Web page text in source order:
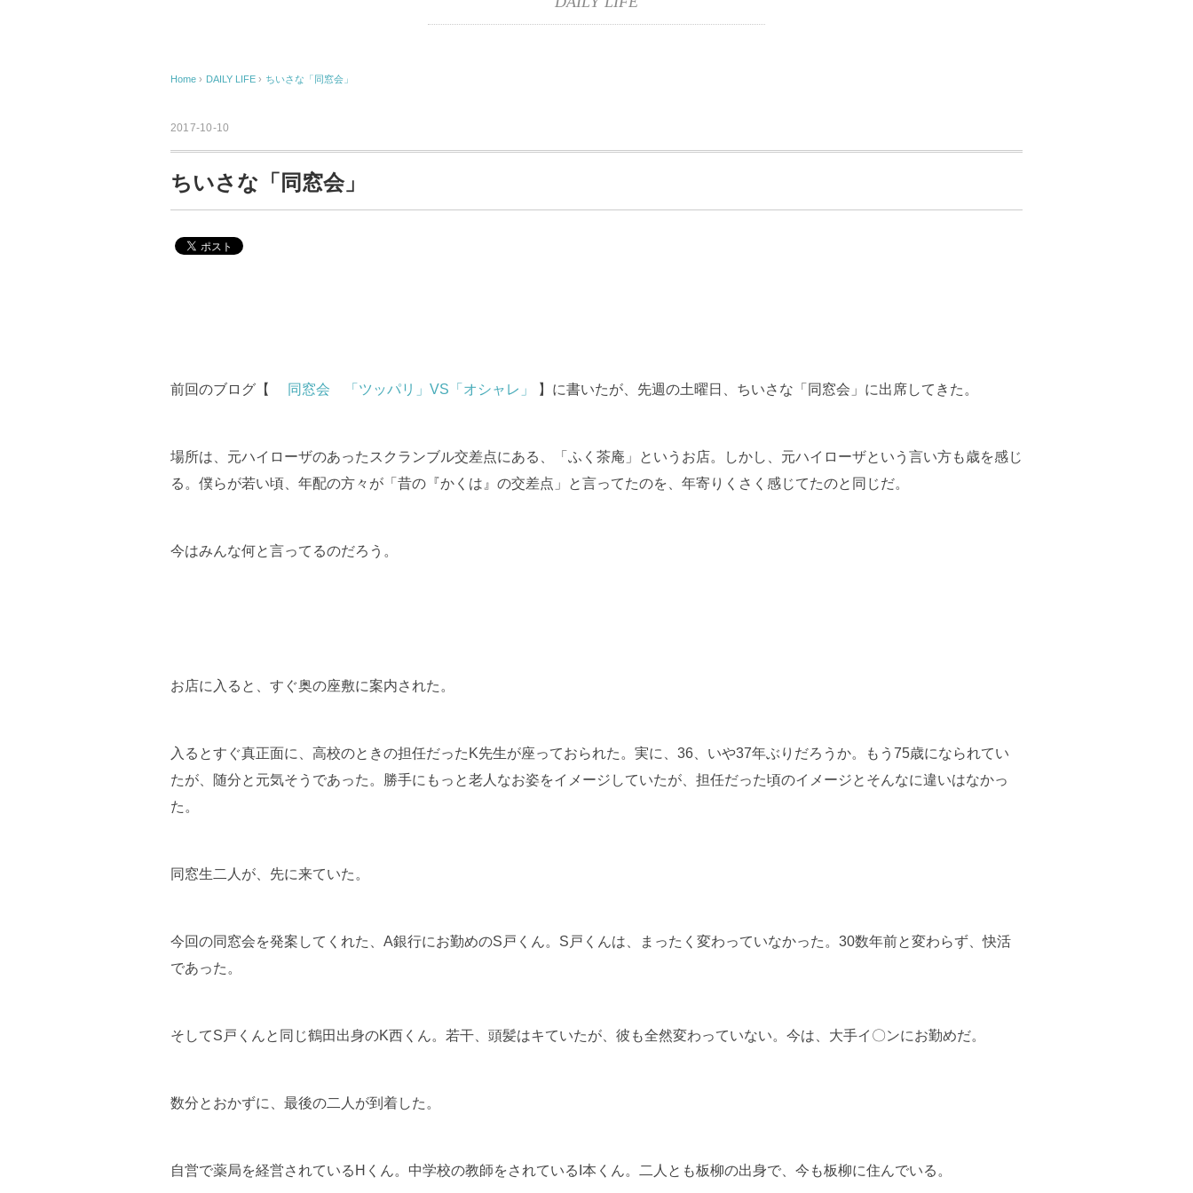
Home › DAILY LIFE › ちいさな「同窓会」
2017-10-10
ちいさな「同窓会」
前回のブログ【 同窓会 「ツッパリ」VS「オシャレ」 】に書いたが、先週の土曜日、ちいさな「同窓会」に出席してきた。
場所は、元ハイローザのあったスクランブル交差点にある、「ふく茶庵」というお店。しかし、元ハイローザという言い方も歳を感じ
る。僕らが若い頃、年配の方々が「昔の『かくは』の交差点」と言ってたのを、年寄りくさく感じてたのと同じだ。
今はみんな何と言ってるのだろう。
お店に入ると、すぐ奥の座敷に案内された。
入るとすぐ真正面に、高校のときの担任だったK先生が座っておられた。実に、36、いや37年ぶりだろうか。もう75歳になられてい
たが、随分と元気そうであった。勝手にもっと老人なお姿をイメージしていたが、担任だった頃のイメージとそんなに違いはなかっ
た。
同窓生二人が、先に来ていた。
今回の同窓会を発案してくれた、A銀行にお勤めのS戸くん。S戸くんは、まったく変わっていなかった。30数年前と変わらず、快活
であった。
そしてS戸くんと同じ鶴田出身のK西くん。若干、頭髪はキていたが、彼も全然変わっていない。今は、大手イ〇ンにお勤めだ。
数分とおかずに、最後の二人が到着した。
自営で薬局を経営されているHくん。中学校の教師をされているI本くん。二人とも板柳の出身で、今も板柳に住んでいる。